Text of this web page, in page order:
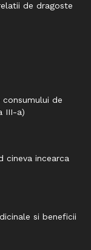
de dragoste
de
III-a)
cineva incearca
si beneficii